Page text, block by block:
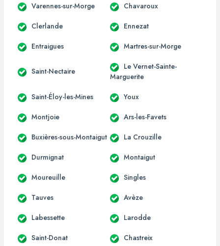
Varennes-sur-Morge Chavaroux
Clerlande Ennezat
Entraigues Martres-sur-Morge
Saint-Nectaire
Le Vernet-Sainte-
Marguerite
Saint-Éloy-les-Mines Youx
Montjoie Ars-les-Favets
Buxières-sous-Montaigut La Crouzille
Durmignat Montaigut
Moureuille Singles
Tauves Avèze
Labessette Larodde
Saint-Donat Chastreix